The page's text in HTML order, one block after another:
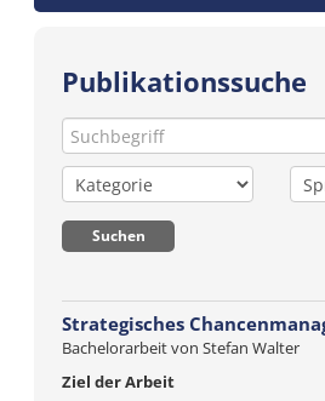
Publikationssuche
Strategisches
Bachelorarbeit von Stefan Walter
Ziel der Arbeit